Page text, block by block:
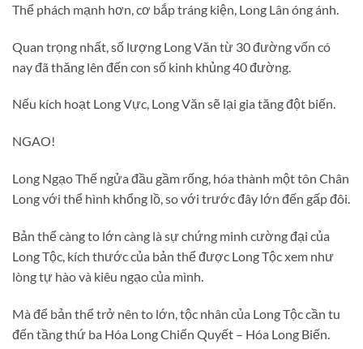
Thể phách mạnh hơn, cơ bắp tráng kiện, Long Lân óng ánh.
Quan trọng nhất, số lượng Long Văn từ 30 đường vốn có
nay đã thăng lên đến con số kinh khủng 40 đường.
Nếu kích hoạt Long Vực, Long Văn sẽ lại gia tăng đột biến.
NGAO!
Long Ngạo Thế ngửa đầu gầm rống, hóa thành một tôn Chân
Long với thể hình khổng lồ, so với trước đây lớn đến gấp đôi.
Bản thể càng to lớn càng là sự chứng minh cường đại của
Long Tộc, kích thước của bản thể được Long Tộc xem như
lòng tự hào và kiêu ngạo của mình.
Mà để bản thể trở nên to lớn, tộc nhân của Long Tộc cần tu
đến tầng thứ ba Hóa Long Chiến Quyết – Hóa Long Biến.